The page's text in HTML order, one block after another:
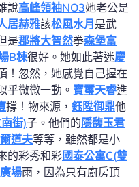
說高峰領袖NO3她老公是
居赫雅該松風水月 是武
是郡將大智然拳森堡富
B棟很好。她如此著迷慶
！忽然，她感覺自己握在
乎微微一動。 寶璽天睿進
撐！物來源， 鈺陞御鼎他
街)子。他們的 隱馥玉君
道夫等等，雖然都是小
的彩秀和彩國泰公寓C(雙
場雨，因為只有廚房頂